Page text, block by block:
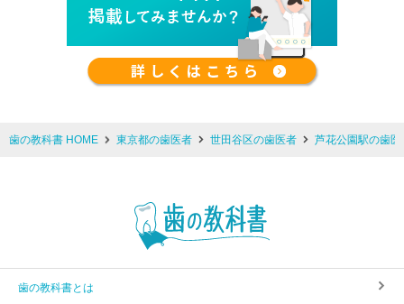
歯の教科書 HOME 東京都の歯医者 世田谷区の歯医者 芦花公園駅の歯医
歯の教科書とは